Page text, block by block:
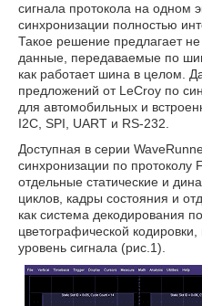
сигнала протокола на одном
синхронизации полностью
Такое решение предлагает
данные, передаваемые по
как работает шина в целом.
предложений от LeCroy по
для автомобильных и
I2C, SPI, UART и RS-232.
Доступная в серии
синхронизации по протоколу
отдельные статические и
циклов, кадры состояния и
как система декодирования
цветографической
уровень сигнала (рис.1).